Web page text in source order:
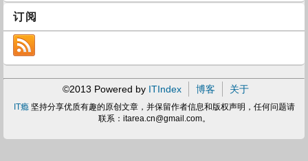
订阅
©2013 Powered by ITIndex 博客 关于
IT瘾坚持分享优质有趣的原创文章，并保留作者信息和版权声明，任何问题请
联系： itarea.cn@gmail.com。